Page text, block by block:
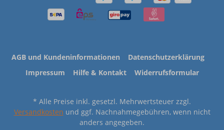
AGB und Kundeninformationen
Datenschutzerklärung
Impressum
Hilfe & Kontakt Widerrufsformular
* Alle Preise inkl. gesetzl. Mehrwertsteuer zzgl.
Versandkosten und ggf. Nachnahmegebühren, wenn nicht
anders angegeben.